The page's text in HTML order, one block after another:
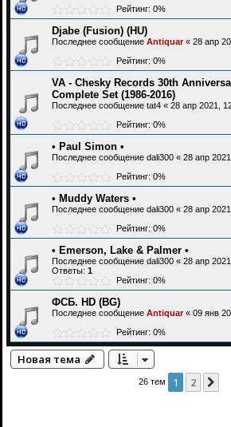
Рейтинг: 0%
Djabe (Fusion) (HU)
Последнее сообщение Antiquar« 28 апр
Рейтинг: 0%
VA - Chesky Records 30th
Complete Set (1986-2016)
Последнее сообщение tat4 « 28 апр 2021,
Рейтинг: 0%
• Paul Simon •
Последнее сообщение dali300 « 28 апр
Рейтинг: 0%
• Muddy Waters •
Последнее сообщение dali300 « 28 апр
Рейтинг: 0%
• Emerson, Lake & Palmer •
Последнее сообщение dali300 « 28 апр
Ответы: 1
Рейтинг: 0%
ФСБ. HD (BG)
Последнее сообщение Antiquar« 09 янв
Рейтинг: 0%
Новая тема
26 тем 1 2